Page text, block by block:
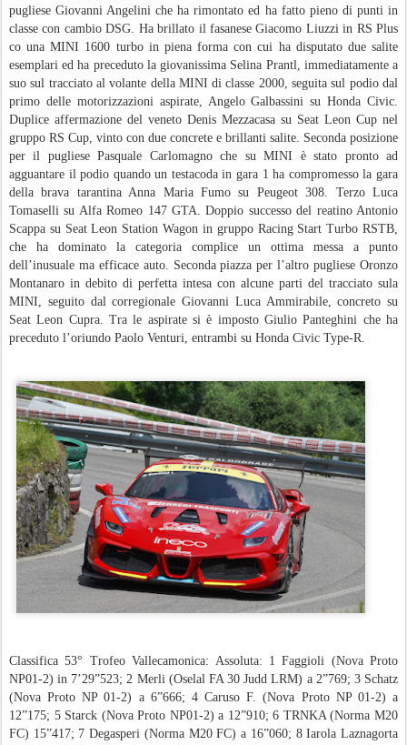
pugliese Giovanni Angelini che ha rimontato ed ha fatto pieno di punti in
classe con cambio DSG. Ha brillato il fasanese Giacomo Liuzzi in RS Plus
co una MINI 1600 turbo in piena forma con cui ha disputato due salite
esemplari ed ha preceduto la giovanissima Selina Prantl, immediatamente a
suo sul tracciato al volante della MINI di classe 2000, seguita sul podio dal
primo delle motorizzazioni aspirate, Angelo Galbassini su Honda Civic.
Duplice affermazione del veneto Denis Mezzacasa su Seat Leon Cup nel
gruppo RS Cup, vinto con due concrete e brillanti salite. Seconda posizione
per il pugliese Pasquale Carlomagno che su MINI è stato pronto ad
agguantare il podio quando un testacoda in gara 1 ha compromesso la gara
della brava tarantina Anna Maria Fumo su Peugeot 308. Terzo Luca
Tomaselli su Alfa Romeo 147 GTA. Doppio successo del reatino Antonio
Scappa su Seat Leon Station Wagon in gruppo Racing Start Turbo RSTB,
che ha dominato la categoria complice un ottima messa a punto
dell’inusuale ma efficace auto. Seconda piazza per l’altro pugliese Oronzo
Montanaro in debito di perfetta intesa con alcune parti del tracciato sula
MINI, seguito dal corregionale Giovanni Luca Ammirabile, concreto su
Seat Leon Cupra. Tra le aspirate si è imposto Giulio Panteghini che ha
preceduto l’oriundo Paolo Venturi, entrambi su Honda Civic Type-R.
Classifica 53° Trofeo Vallecamonica: Assoluta: 1 Faggioli (Nova Proto
NP01-2) in 7’29”523; 2 Merli (Oselal FA 30 Judd LRM) a 2”769; 3 Schatz
(Nova Proto NP 01-2) a 6”666; 4 Caruso F. (Nova Proto NP 01-2) a
12”175; 5 Starck (Nova Proto NP01-2) a 12”910; 6 TRNKA (Norma M20
FC) 15”417; 7 Degasperi (Norma M20 FC) a 16”060; 8 Iarola Laznagorta